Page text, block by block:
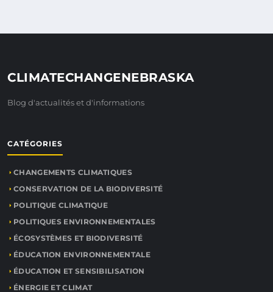
CLIMATECHANGENEBRASKA
Blog d'actualités et d'informations
CATÉGORIES
CHANGEMENTS CLIMATIQUES
CONSERVATION DE LA BIODIVERSITÉ
POLITIQUE CLIMATIQUE
POLITIQUES ENVIRONNEMENTALES
ÉCOSYSTÈMES ET BIODIVERSITÉ
ÉDUCATION ENVIRONNEMENTALE
ÉDUCATION ET SENSIBILISATION
ÉNERGIE ET CLIMAT